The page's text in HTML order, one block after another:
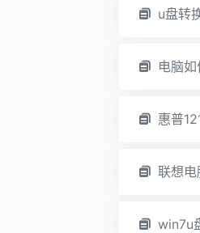
u盘转
电脑
惠普
联想
win7u